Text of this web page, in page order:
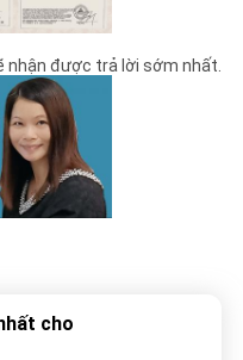
nhận được trả lời sớm nhất.
cho